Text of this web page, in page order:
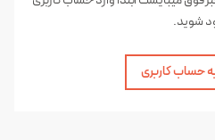
شوید.
حساب کاربری